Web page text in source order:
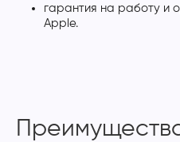
гарантия на работу и
Apple.